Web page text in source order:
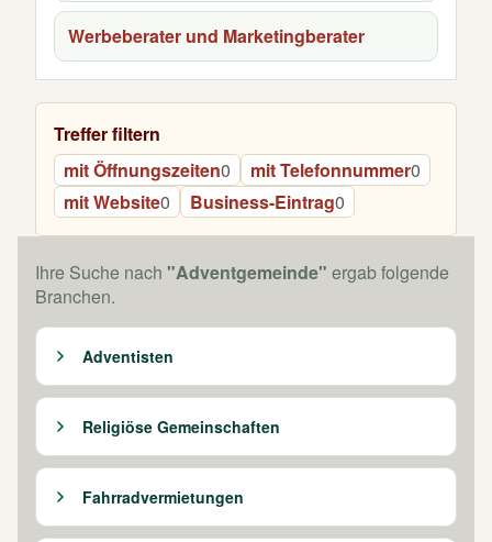
Werbeberater und Marketingberater
Treffer filtern
mit Öffnungszeiten0 mit Telefonnummer0
mit Website0 Business-Eintrag0
Ihre Suche nach "Adventgemeinde" ergab folgende
Branchen.
Adventisten
Religiöse Gemeinschaften
Fahrradvermietungen